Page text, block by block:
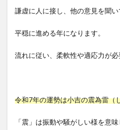
謙虚に人に接し、他の意見を聞
平穏に進める年になります。
流れに従い、柔軟性や適応力が必
令和7年の運勢は小吉の震為雷（
「震」は振動や騒がしい様を意味